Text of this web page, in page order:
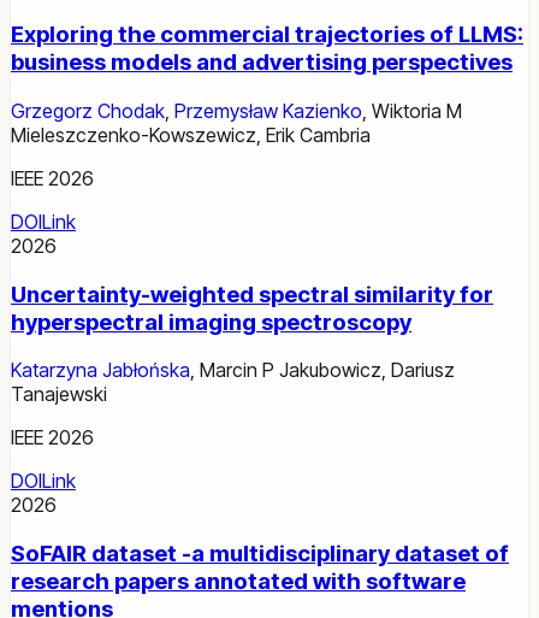
Exploring the commercial trajectories of LLMS:
business models and advertising perspectives
Grzegorz Chodak, Przemysław Kazienko, Wiktoria M
Mieleszczenko-Kowszewicz, Erik Cambria
IEEE 2026
DOILink
2026
Uncertainty-weighted spectral similarity for
hyperspectral imaging spectroscopy
Katarzyna Jabłońska, Marcin P Jakubowicz, Dariusz
Tanajewski
IEEE 2026
DOILink
2026
SoFAIR dataset -a multidisciplinary dataset of
research papers annotated with software
mentions